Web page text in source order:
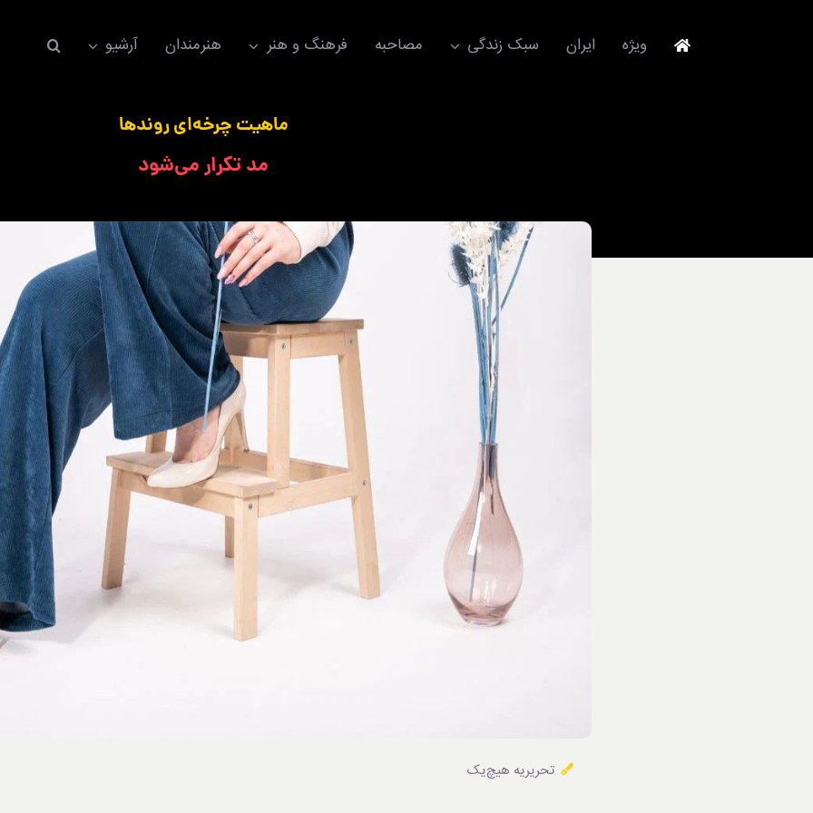
ویژه ایران سبک زندگی
برند
لباس
آداب معاشرت
ورزش/ سلامت/ زیبایی
تکنولوژی
خودرو
خوردنی‌ها
اکسسوری
استایل
مصاحبه فرهنگ و هنر هنرمندان آرشیو
ماهیت چرخه‌ای روندها
مد تکرار می‌شود
تحریریه هیچ‌یک